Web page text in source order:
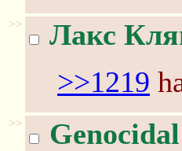
>> Лакс
>>1219
>>